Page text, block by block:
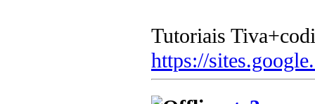
Tutoriais
https://